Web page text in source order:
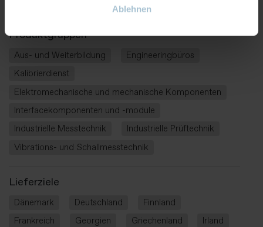
Ablehnen
Produktgruppen
Aus- und Weiterbildung
Engineeringbüros
Kalibrierdienst
Elektromechanische und mechanische Komponenten
Interfacekomponenten und -module
Industrielle Messtechnik
Industrielle Prüftechnik
Vibrations- und Schallmesstechnik
Lieferziele
Dänemark Deutschland
Finnland
Frankreich
Georgien Griechenland
Irland